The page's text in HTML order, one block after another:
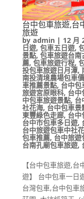
台中包車旅遊,台
旅遊
by admin | 12 月
日遊, 包車五日遊,
景點, 包車旅遊台南
薦, 包車旅遊行程,
投包車旅遊日月潭,
南投清境農場包車
車推薦景點, 台中包
旅遊宮原眼科, 台中
中包車旅遊景點, 台
社花海, 台中包車
東豐綠色走廊, 台中
台中市包車多日遊,
台中旅遊包車中社
包車推薦, 台中旅遊
台南孔廟包車旅遊,
【台中包車旅遊,
遊】 台中包車一日
台灣包車,台中包車